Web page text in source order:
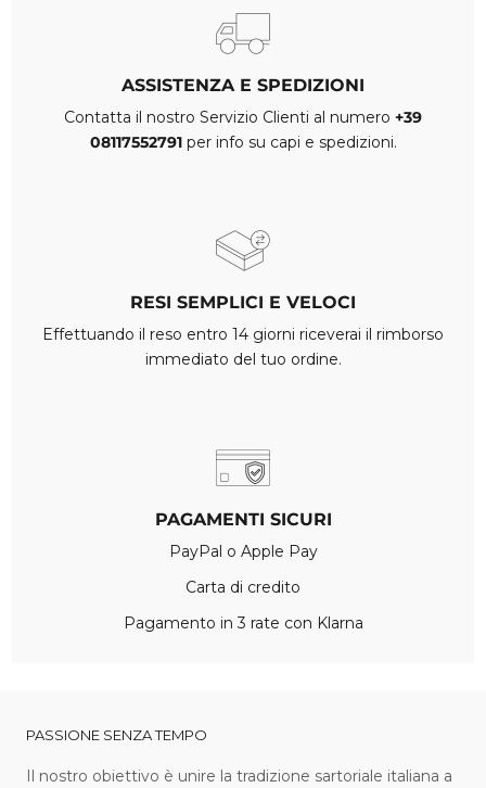
ASSISTENZA E SPEDIZIONI
Contatta il nostro Servizio Clienti al numero +39
08117552791 per info su capi e spedizioni.
RESI SEMPLICI E VELOCI
Effettuando il reso entro 14 giorni riceverai il rimborso
immediato del tuo ordine.
PAGAMENTI SICURI
PayPal o Apple Pay
Carta di credito
Pagamento in 3 rate con Klarna
PASSIONE SENZA TEMPO
I l nostro obiettivo è unire la tradizione sartoriale italiana a